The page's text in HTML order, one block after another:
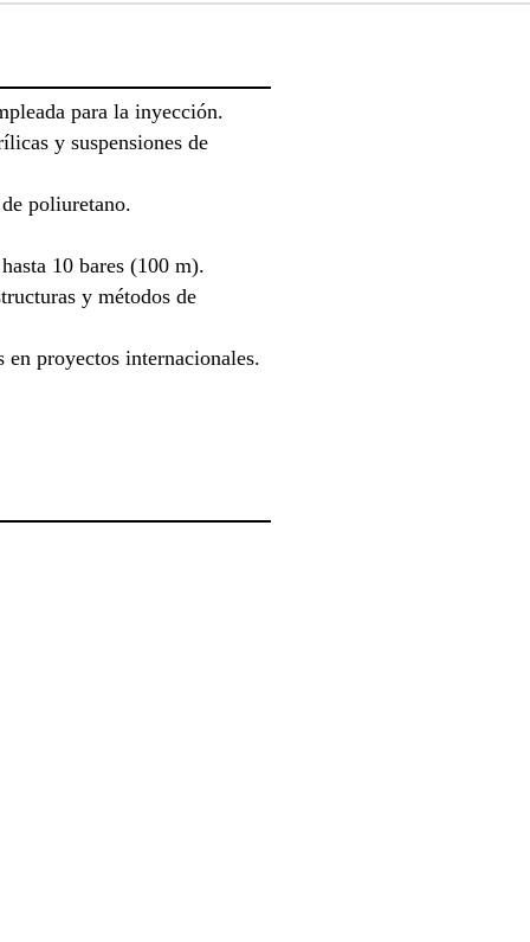
para la inyección.
y suspensiones de
poliuretano.
10 bares (100 m).
y métodos de
en proyectos internacionales.